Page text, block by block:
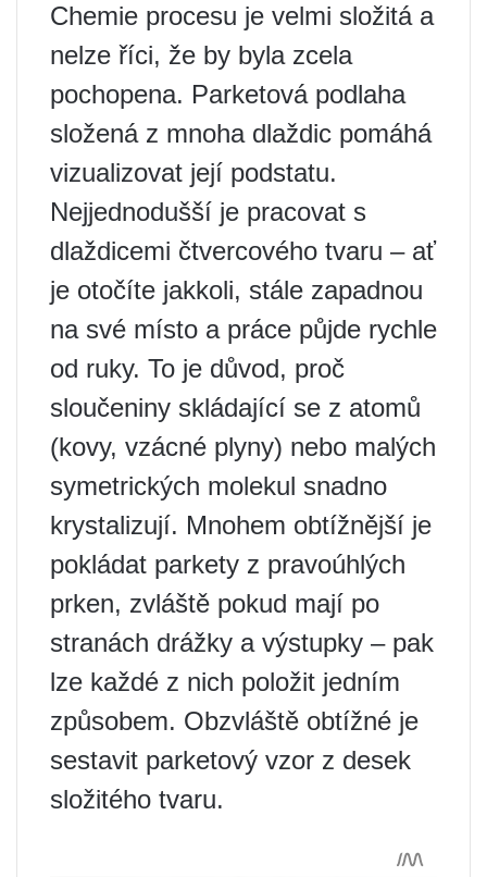
Chemie procesu je velmi složitá a
nelze říci, že by byla zcela
pochopena. Parketová podlaha
složená z mnoha dlaždic pomáhá
vizualizovat její podstatu.
Nejjednodušší je pracovat s
dlaždicemi čtvercového tvaru – ať
je otočíte jakkoli, stále zapadnou
na své místo a práce půjde rychle
od ruky. To je důvod, proč
sloučeniny skládající se z atomů
(kovy, vzácné plyny) nebo malých
symetrických molekul snadno
krystalizují. Mnohem obtížnější je
pokládat parkety z pravoúhlých
prken, zvláště pokud mají po
stranách drážky a výstupky – pak
lze každé z nich položit jedním
způsobem. Obzvláště obtížné je
sestavit parketový vzor z desek
složitého tvaru.